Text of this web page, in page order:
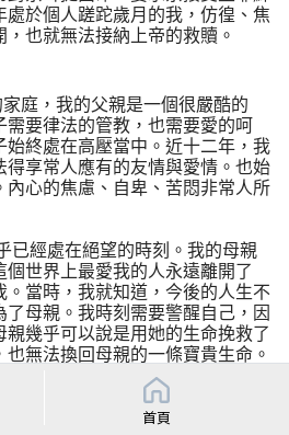
於個人蹉跎歲月的我，仿徨、焦
也就無法接納上帝的救贖。
庭，我的父親是一個很嚴酷的
需要律法的管教，也需要愛的呵
始終處在高壓當中。近十二年，我
得享常人應有的友情與愛情。也始
內心的焦慮、自卑、苦悶非常人所
已經處在絕望的時刻。我的母親
世界上最愛我的人永遠離開了
。當時，我就知道，今後的人生不
了母親。我時刻需要警醒自己，因
幾乎可以說是用她的生命挽救了
無法換回母親的一條寶貴生命。
作為，才能讓母親在天之靈得享安
首頁